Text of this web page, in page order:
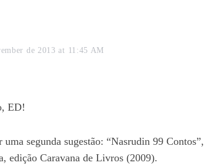
de 2013 at 11:45 AM
ED!
segunda sugestão: “Nasrudin 99 Contos”,
edição Caravana de Livros (2009).